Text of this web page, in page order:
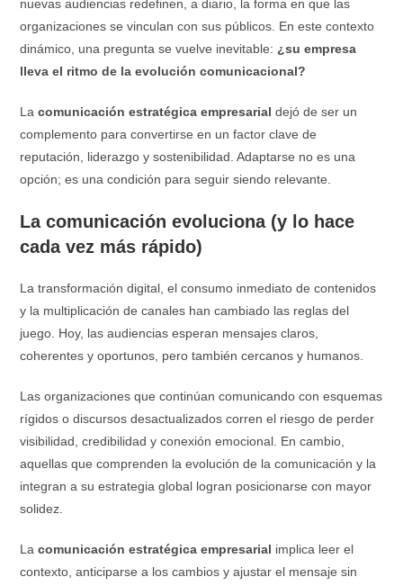
nuevas audiencias redefinen, a diario, la forma en que las
organizaciones se vinculan con sus públicos. En este contexto
dinámico, una pregunta se vuelve inevitable: ¿su empresa
lleva el ritmo de la evolución comunicacional?
Lacomunicación estratégica empresarial dejó de ser un
complemento para convertirse en un factor clave de
reputación, liderazgo y sostenibilidad. Adaptarse no es una
opción; es una condición para seguir siendo relevante.
La comunicación evoluciona (y lo hace
cada vez más rápido)
La transformación digital, el consumo inmediato de contenidos
y la multiplicación de canales han cambiado las reglas del
juego. Hoy, las audiencias esperan mensajes claros,
coherentes y oportunos, pero también cercanos y humanos.
Las organizaciones que continúan comunicando con esquemas
rígidos o discursos desactualizados corren el riesgo de perder
visibilidad, credibilidad y conexión emocional. En cambio,
aquellas que comprenden la evolución de la comunicación y la
integran a su estrategia global logran posicionarse con mayor
solidez.
Lacomunicación estratégica empresarial implica leer el
contexto, anticiparse a los cambios y ajustar el mensaje sin